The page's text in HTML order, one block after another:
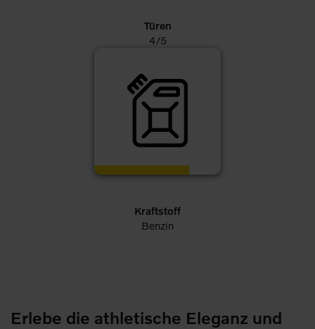
Türen
4/5
Kraftstoff
Benzin
Erlebe die athletische Eleganz und